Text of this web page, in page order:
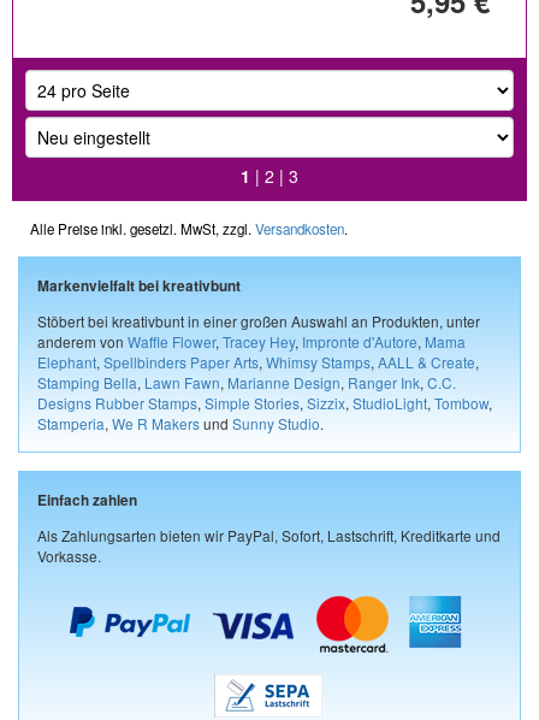
1 | 2 | 3
Alle Preise inkl. gesetzl. MwSt, zzgl. Versandkosten.
Markenvielfalt bei kreativbunt
Stöbert bei kreativbunt in einer großen Auswahl an Produkten, unter
anderem von Waffle Flower, Tracey Hey, Impronte d'Autore, Mama
Elephant, Spellbinders Paper Arts, Whimsy Stamps, AALL & Create,
Stamping Bella, Lawn Fawn, Marianne Design, Ranger Ink, C.C.
Designs Rubber Stamps, Simple Stories, Sizzix, StudioLight, Tombow,
Stamperia, We R Makersund Sunny Studio.
Einfach zahlen
Als Zahlungsarten bieten wir PayPal, Sofort, Lastschrift, Kreditkarte und
Vorkasse.